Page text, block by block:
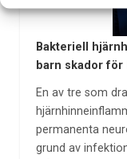
Bakteriell
barn skador för
En av tre som
permanenta
grund av